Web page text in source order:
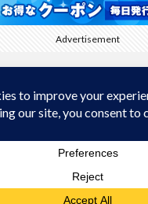
Advertisement
Back to Top